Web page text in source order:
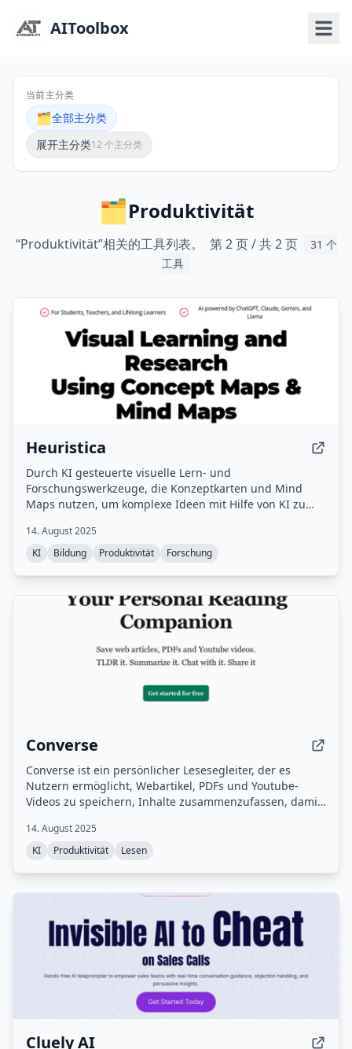
AIToolbox
当前主分类
🗂️全部主分类
展开主分类12 个主分类
🗂️Produktivität
“Produktivität”相关的工具列表。 第 2 页 / 共 2 页 31 个
工具
Heuristica
Durch KI gesteuerte visuelle Lern- und
Forschungswerkzeuge, die Konzeptkarten und Mind
Maps nutzen, um komplexe Ideen mit Hilfe von KI zu
14. August 2025
KI
Bildung Produktivität Forschung
Converse
Converse ist ein persönlicher Lesesegleiter, der es
Nutzern ermöglicht, Webartikel, PDFs und Youtube-
Videos zu speichern, Inhalte zusammenzufassen, damit
14. August 2025
KI
Produktivität Lesen
Cluely AI